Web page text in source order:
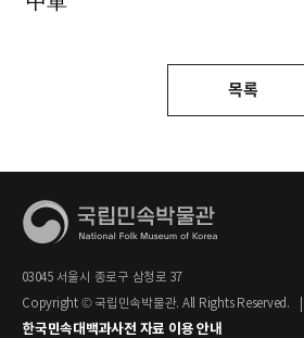
목록
03045 서울시 종로구 삼청로 37
Copyright © 국립민속박물관. All Rights Reserved.
한국민속대백과사전 자료 이용 안내